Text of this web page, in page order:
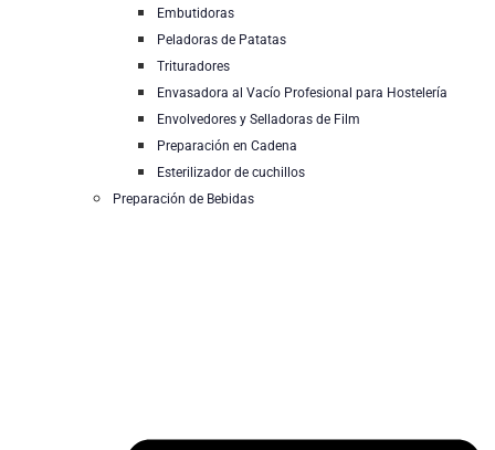
Embutidoras
Peladoras de Patatas
Trituradores
Envasadora al Vacío Profesional para Hostelería
Envolvedores y Selladoras de Film
Preparación en Cadena
Esterilizador de cuchillos
Preparación de Bebidas